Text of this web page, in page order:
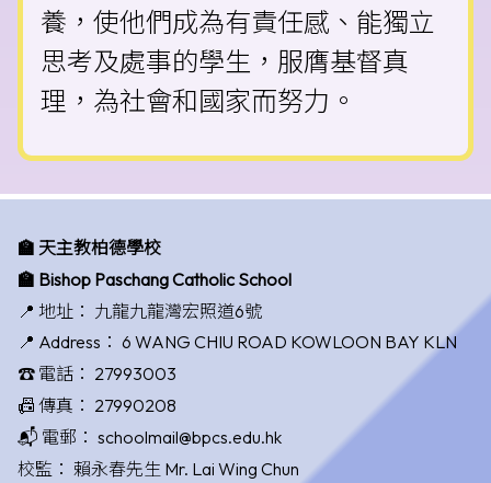
養，使他們成為有責任感、能獨立
思考及處事的學生，服膺基督真
理，為社會和國家而努力。
🏫 天主教柏德學校
🏫 Bishop Paschang Catholic School
📍 地址： 九龍九龍灣宏照道6號
📍 Address： 6 WANG CHIU ROAD KOWLOON BAY KLN
☎️ 電話： 27993003
📠 傳真： 27990208
📬 電郵： schoolmail@bpcs.edu.hk
校監： 賴永春先生 Mr. Lai Wing Chun